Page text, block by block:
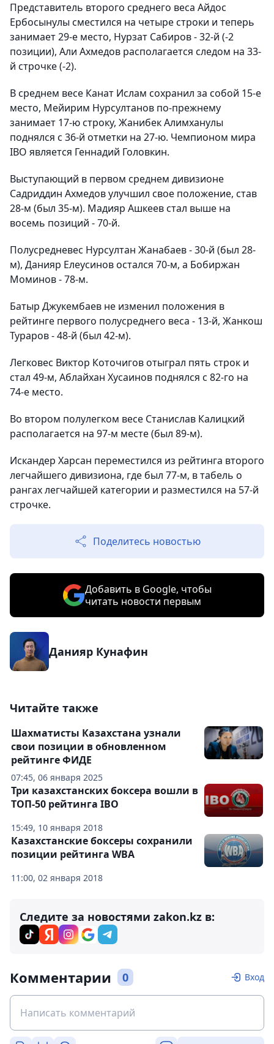
Представитель второго среднего веса Айдос
Ербосынулы сместился на четыре строки и теперь
занимает 29-е место, Нурзат Сабиров - 32-й (-2
позиции), Али Ахмедов располагается следом на 33-
й строчке (-2).
В среднем весе Канат Ислам сохранил за собой 15-е
место, Мейирим Нурсултанов по-прежнему
занимает 17-ю строку, Жанибек Алимханулы
поднялся с 36-й отметки на 27-ю. Чемпионом мира
IBO является Геннадий Головкин.
Выступающий в первом среднем дивизионе
Садриддин Ахмедов улучшил свое положение, став
28-м (был 35-м). Мадияр Ашкеев стал выше на
восемь позиций - 70-й.
Полусредневес Нурсултан Жанабаев - 30-й (был 28-
м), Данияр Елеусинов остался 70-м, а Бобиржан
Моминов - 78-м.
Батыр Джукембаев не изменил положения в
рейтинге первого полусреднего веса - 13-й, Жанкош
Тураров - 48-й (был 42-м).
Легковес Виктор Коточигов отыграл пять строк и
стал 49-м, Аблайхан Хусаинов поднялся с 82-го на
74-е место.
Во втором полулегком весе Станислав Калицкий
располагается на 97-м месте (был 89-м).
Искандер Харсан переместился из рейтинга второго
легчайшего дивизиона, где был 77-м, в табель о
рангах легчайшей категории и разместился на 57-й
строчке.
Поделитесь новостью
Добавить в Google, чтобы
читать новости первым
Данияр Кунафин
Читайте также
07:45, 06 января 2025
Шахматисты Казахстана узнали
свои позиции в обновленном
рейтинге ФИДЕ
15:49, 10 января 2018
Три казахстанских боксера вошли в
ТОП-50 рейтинга IBO
11:00, 02 января 2018
Казахстанские боксеры сохранили
позиции рейтинга WBA
Следите за новостями zakon.kz в:
Комментарии 0 Вход